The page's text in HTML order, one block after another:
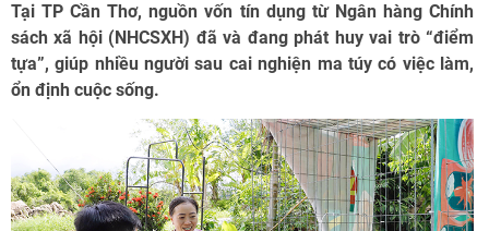
Tại TP Cần Thơ, nguồn vốn tín dụng từ Ngân hàng Chính
sách xã hội (NHCSXH) đã và đang phát huy vai trò “điểm
tựa”, giúp nhiều người sau cai nghiện ma túy có việc làm,
ổn định cuộc sống.